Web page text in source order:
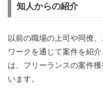
知人からの紹介
以前の職場の上司や同僚
ワークを通じて案件を紹
は、フリーランスの案件
います。